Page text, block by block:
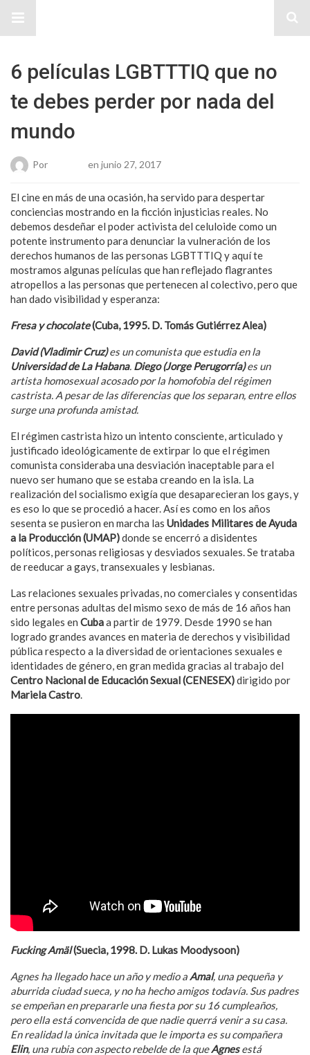
6 películas LGBTTTIQ que no
te debes perder por nada del
mundo
Por en junio 27, 2017
El cine en más de una ocasión, ha servido para despertar
conciencias mostrando en la ficción injusticias reales. No
debemos desdeñar el poder activista del celuloide como un
potente instrumento para denunciar la vulneración de los
derechos humanos de las personas LGBTTTIQ y aquí te
mostramos algunas películas que han reflejado flagrantes
atropellos a las personas que pertenecen al colectivo, pero que
han dado visibilidad y esperanza:
Fresa y chocolate(Cuba, 1995. D. Tomás Gutiérrez Alea)
David (Vladimir Cruz)es un comunista que estudia en la
Universidad de La Habana. Diego (Jorge Perugorría)es un
artista homosexual acosado por la homofobia del régimen
castrista. A pesar de las diferencias que los separan, entre ellos
surge una profunda amistad.
El régimen castrista hizo un intento consciente, articulado y
justificado ideológicamente de extirpar lo que el régimen
comunista consideraba una desviación inaceptable para el
nuevo ser humano que se estaba creando en la isla. La
realización del socialismo exigía que desaparecieran los gays, y
es eso lo que se procedió a hacer. Así es como en los años
sesenta se pusieron en marcha las Unidades Militares de Ayuda
a la Producción (UMAP)donde se encerró a disidentes
políticos, personas religiosas y desviados sexuales. Se trataba
de reeducar a gays, transexuales y lesbianas.
Las relaciones sexuales privadas, no comerciales y consentidas
entre personas adultas del mismo sexo de más de 16 años han
sido legales en Cubaa partir de 1979. Desde 1990 se han
logrado grandes avances en materia de derechos y visibilidad
pública respecto a la diversidad de orientaciones sexuales e
identidades de género, en gran medida gracias al trabajo del
Centro Nacional de Educación Sexual (CENESEX)dirigido por
Mariela Castro.
Fucking Amäl(Suecia, 1998. D. Lukas Moodysoon)
Agnes ha llegado hace un año y medio aAmal, una pequeña y
aburrida ciudad sueca, y no ha hecho amigos todavía. Sus padres
se empeñan en prepararle una fiesta por su 16 cumpleaños,
pero ella está convencida de que nadie querrá venir a su casa.
En realidad la única invitada que le importa es su compañera
Elin, una rubia con aspecto rebelde de la queAgnesestá